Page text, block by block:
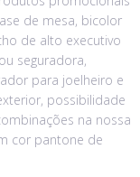
de mesa, bicolor
de alto executivo
seguradora,
para joelheiro e
possibilidade
na nossa
cor pantone de